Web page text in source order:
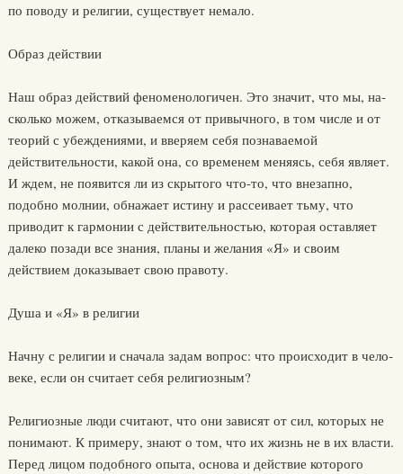
по поводу и религии, существует не­мало.
Образ действии
Наш образ действий феноменологичен. Это значит, что мы, на­
сколько можем, отказываемся от привычного, в том числе и от
тео­рий с убеждениями, и вверяем себя познаваемой
действительности, какой она, со временем меняясь, себя являет.
И ждем, не появится ли из скрытого что-то, что внезапно,
подобно молнии, обнажает истину и рассеивает тьму, что
приводит к гармонии с действительностью, которая оставляет
далеко позади все знания, планы и желания «Я» и своим
действием доказывает свою правоту.
Душа и «Я» в религии
Начну с религии и сначала задам вопрос: что происходит в чело­
веке, если он считает себя религиозным?
Религиозные люди считают, что они зависят от сил, которых не
понимают. К примеру, знают о том, что их жизнь не в их власти.
Пе­ред лицом подобного опыта, основа и действие которого